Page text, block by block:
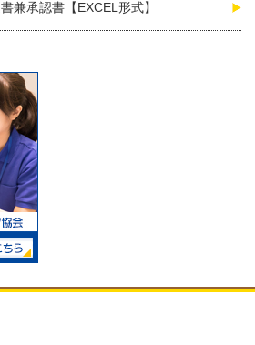
兼承認書【EXCEL形式】